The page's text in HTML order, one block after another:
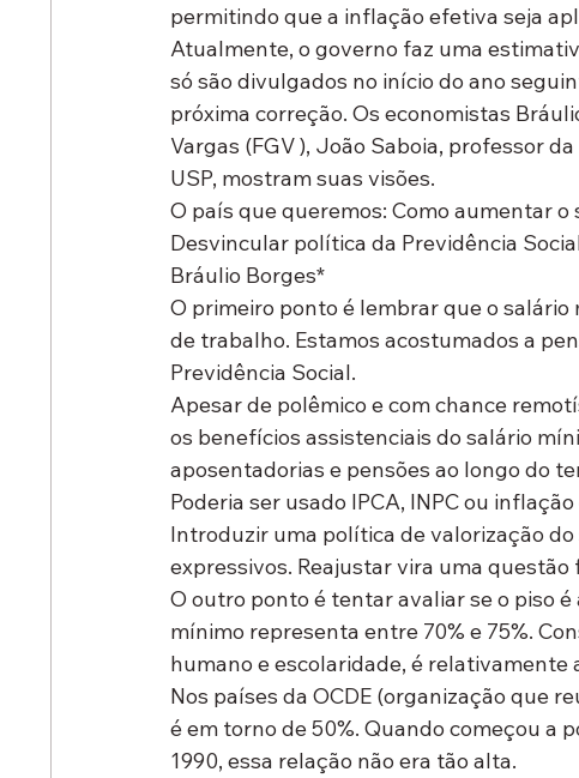
permitindo que a inflação efetiva seja
Atualmente, o governo faz uma
só são divulgados no início do ano
próxima correção. Os economistas
Vargas (FGV ), João Saboia, professor
USP, mostram suas visões.
O país que queremos: Como aumentar
Desvincular política da Previdência
Bráulio Borges*
O primeiro ponto é lembrar que o
de trabalho. Estamos acostumados a
Previdência Social.
Apesar de polêmico e com chance
os benefícios assistenciais do salário
aposentadorias e pensões ao longo do
Poderia ser usado IPCA, INPC ou
Introduzir uma política de valorização
expressivos. Reajustar vira uma
O outro ponto é tentar avaliar se o piso
mínimo representa entre 70% e 75%.
humano e escolaridade, é relativamente
Nos países da OCDE (organização que
é em torno de 50%. Quando começou a
1990, essa relação não era tão alta.